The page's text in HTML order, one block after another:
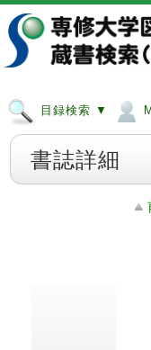
目録検索 ▼
書誌詳細